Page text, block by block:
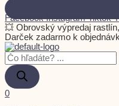
Facebook Instagram Tiktok
💥 Obrovský výpredaj
Darček zadarmo k
0